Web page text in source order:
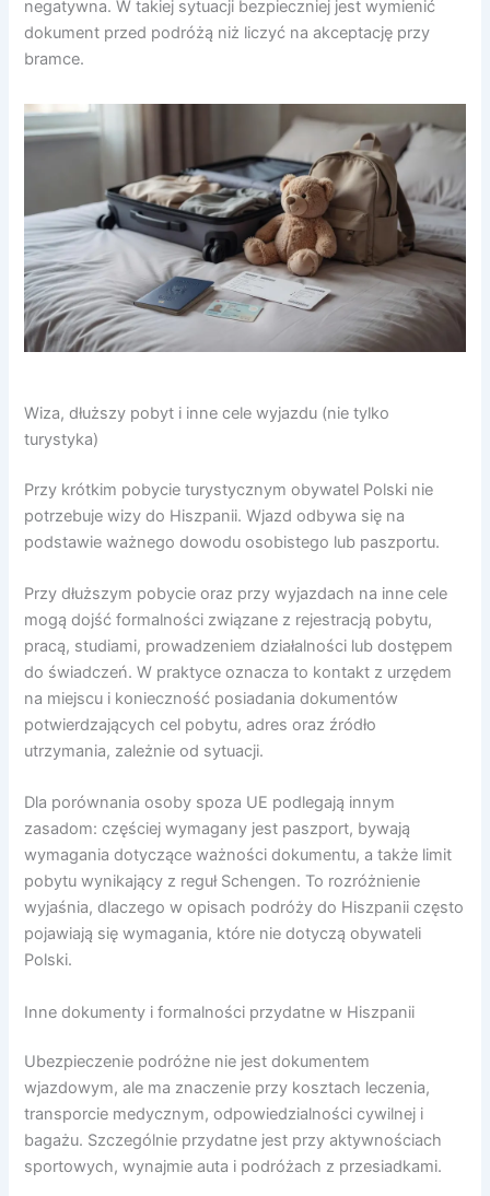
negatywna. W takiej sytuacji bezpieczniej jest wymienić
dokument przed podróżą niż liczyć na akceptację przy
bramce.
Wiza, dłuższy pobyt i inne cele wyjazdu (nie tylko
turystyka)
Przy krótkim pobycie turystycznym obywatel Polski nie
potrzebuje wizy do Hiszpanii. Wjazd odbywa się na
podstawie ważnego dowodu osobistego lub paszportu.
Przy dłuższym pobycie oraz przy wyjazdach na inne cele
mogą dojść formalności związane z rejestracją pobytu,
pracą, studiami, prowadzeniem działalności lub dostępem
do świadczeń. W praktyce oznacza to kontakt z urzędem
na miejscu i konieczność posiadania dokumentów
potwierdzających cel pobytu, adres oraz źródło
utrzymania, zależnie od sytuacji.
Dla porównania osoby spoza UE podlegają innym
zasadom: częściej wymagany jest paszport, bywają
wymagania dotyczące ważności dokumentu, a także limit
pobytu wynikający z reguł Schengen. To rozróżnienie
wyjaśnia, dlaczego w opisach podróży do Hiszpanii często
pojawiają się wymagania, które nie dotyczą obywateli
Polski.
Inne dokumenty i formalności przydatne w Hiszpanii
Ubezpieczenie podróżne nie jest dokumentem
wjazdowym, ale ma znaczenie przy kosztach leczenia,
transporcie medycznym, odpowiedzialności cywilnej i
bagażu. Szczególnie przydatne jest przy aktywnościach
sportowych, wynajmie auta i podróżach z przesiadkami.